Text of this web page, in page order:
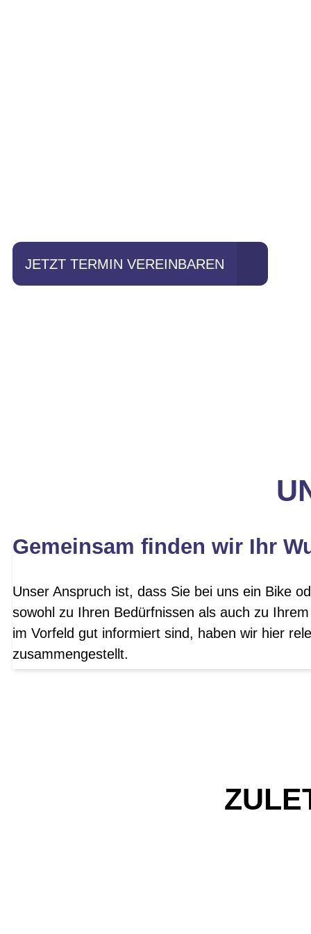
JETZT TERMIN VEREINBAREN
Gemeinsam finden wir Ihr
Unser Anspruch ist, dass Sie bei uns ein Bike
sowohl zu Ihren Bedürfnissen als auch zu
im Vorfeld gut informiert sind, haben wir hier
zusammengestellt.